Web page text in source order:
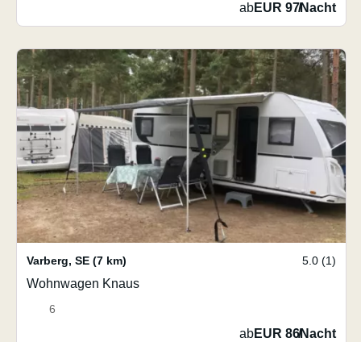
abEUR 97/Nacht
Varberg, SE (7 km) 5.0 (1)
Wohnwagen Knaus
6
abEUR 86/Nacht